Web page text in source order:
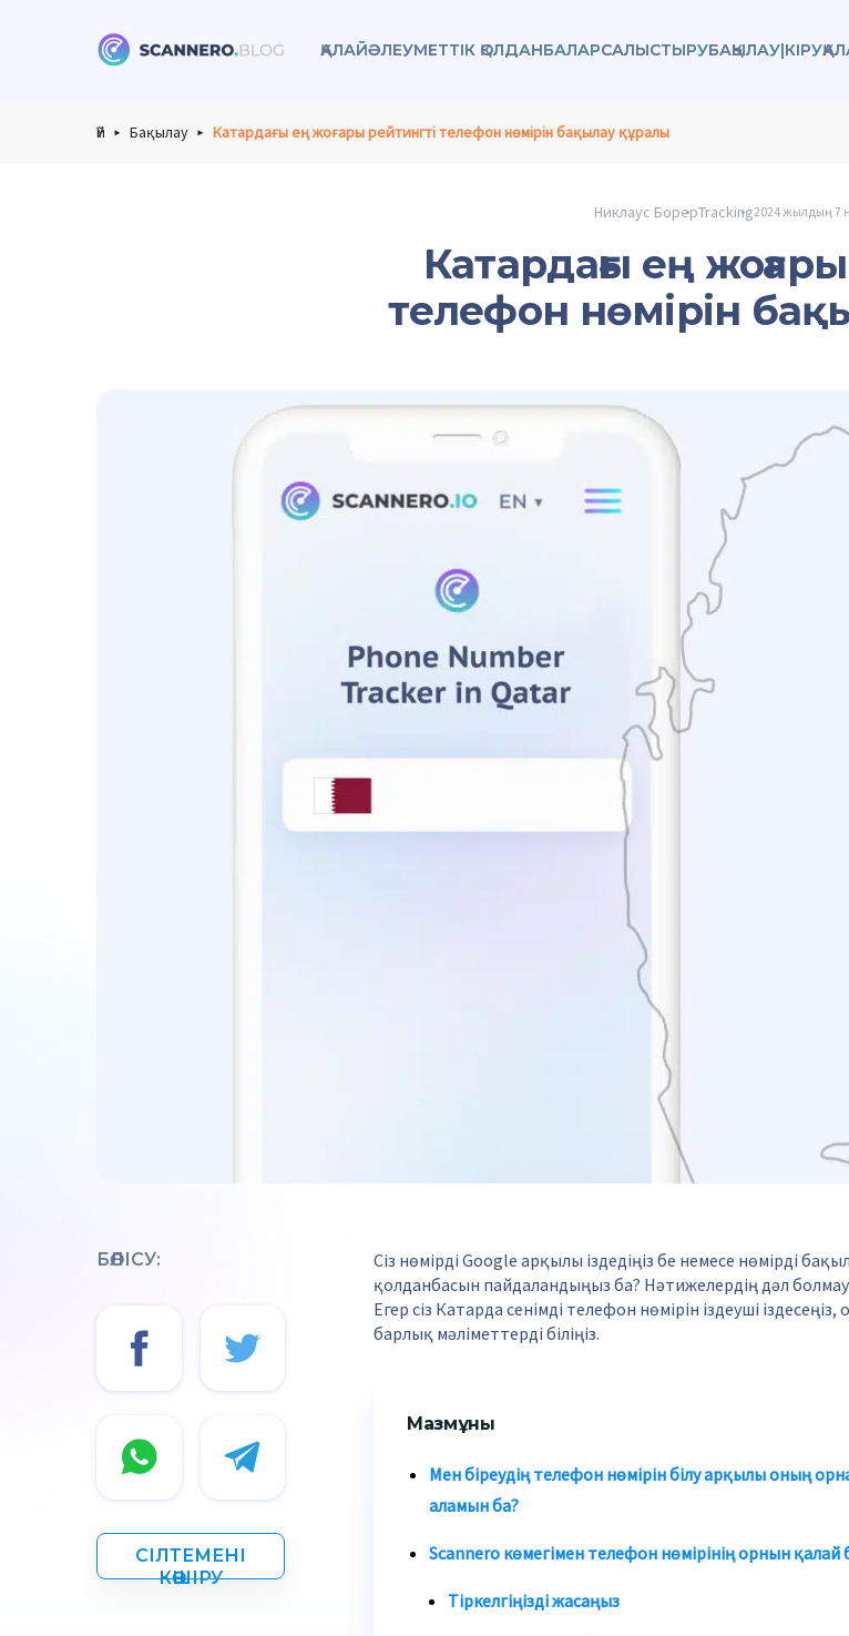
ҚАЛАЙӘЛЕУМЕТТІК ҚОЛДАНБАЛАРСАЛЫСТЫРУБАҚЫЛАУ|КІРУ
Үй Бақылау Катардағы ең жоғары рейтингті телефон нөмірін бақылау құралы
Никлаус БорерTracking2024 жылдың 7
Катардағы ең
телефон нөмірін
БӨЛІСУ:
СІЛТЕМЕНІ
КӨШІРУ
Сіз нөмірді Google арқылы іздедіңіз бе немесе нөмірді
қолданбасын пайдаландыңыз ба? Нәтижелердің дәл
Егер сіз Катарда сенімді телефон нөмірін іздеуші
барлық мәліметтерді біліңіз.
Мазмұны
Мен біреудің телефон нөмірін білу арқылы оның
аламын ба?
Scannero көмегімен телефон нөмірінің орнын
Тіркелгіңізді жасаңыз